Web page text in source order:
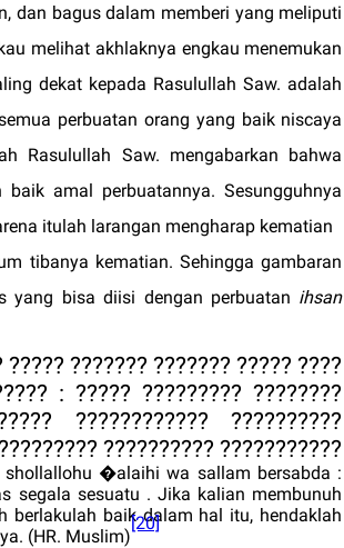
dan bagus dalam memberi yang meliputi
melihat akhlaknya engkau menemukan
dekat kepada Rasulullah Saw. adalah
perbuatan orang yang baik niscaya
Rasulullah Saw. mengabarkan bahwa
baik amal perbuatannya.Sesungguhnya
itulah larangan mengharap kematian
tibanya kematian. Sehingga gambaran
yang bisa diisi dengan perbuatan ihsan
???????? ????? ?????? ?????
????? ????? ??????? ???????
???????????? ???????????
?????????? ????????????
�alaihi wa sallam bersabda :
segala sesuatu . Jika kalian membunuh
berlakulah baik dalam hal itu, hendaklah
(HR. Muslim)
[20]